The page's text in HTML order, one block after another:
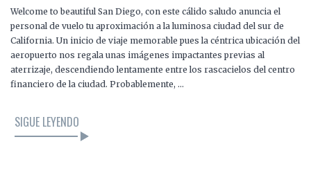
Welcome to beautiful San Diego, con este cálido saludo anuncia el
personal de vuelo tu aproximación a la luminosa ciudad del sur de
California. Un inicio de viaje memorable pues la céntrica ubicación del
aeropuerto nos regala unas imágenes impactantes previas al
aterrizaje, descendiendo lentamente entre los rascacielos del centro
financiero de la ciudad. Probablemente, …
SIGUE LEYENDO